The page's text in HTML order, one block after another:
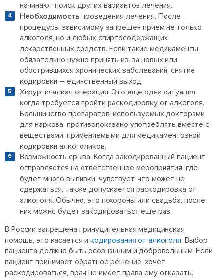
начинают поиск других вариантов лечения.
Необходимость проведения лечения. После
процедуры зависимому запрещен прием не только
алкоголя, но и любых спиртосодержащих
лекарственных средств. Если такие медикаменты
обязательно нужно принять из-за новых или
обострившихся хронических заболеваний, снятие
кодировки – единственный выход.
Хирургическая операция. Это еще одна ситуация,
когда требуется пройти раскодировку от алкоголя.
Большинство препаратов, используемых докторами
для наркоза, противопоказано употреблять вместе с
веществами, применяемыми для медикаментозной
кодировки алкоголиков.
Возможность срыва. Когда закодированный пациент
отправляется на ответственное мероприятия, где
будет много выпивки, чувствует, что может не
сдержаться, также допускается раскодировка от
алкоголя. Обычно, это похороны или свадьба, после
них можно будет закодироваться еще раз.
В России запрещена принудительная медицинская
помощь, это касается и кодирования от алкоголя. Выбор
пациента должно быть осознанным и добровольным. Если
пациент принимает обратное решение, хочет
раскодироваться, врач не имеет права ему отказать.